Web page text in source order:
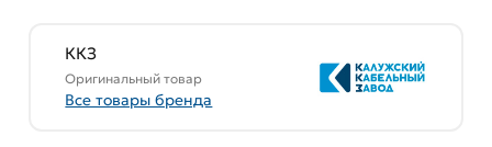
ККЗ
Оригинальный товар
Все товары бренда